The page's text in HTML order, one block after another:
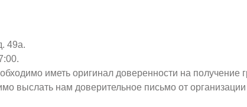
49а.
иметь оригинал доверенности на получение
выслать нам доверительное письмо от